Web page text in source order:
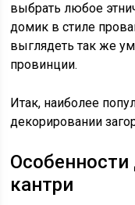
выбрать любое
домик в стиле
выглядеть так же
провинции.
Итак, наиболее
декорировании
Особенности
кантри